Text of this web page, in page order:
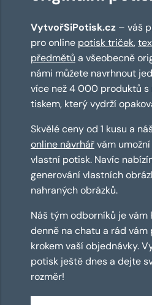
VytvořSiPotisk.cz – váš
pro online potisk triček,
předmětů a všeobecně
námi můžete navrhnout
více než 4 000 produktů
tiskem, který vydrží
Skvělé ceny od 1 kusu a
online návrhářvám
vlastní potisk. Navíc
generování vlastních
nahraných obrázků.
Náš tým odborníků je vám
denně na chatu a rád vám
krokem vaší objednávky.
potisk ještě dnes a dejte
rozměr!